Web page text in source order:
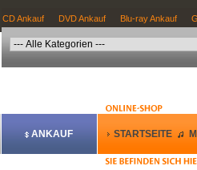
CD Ankauf DVD Ankauf Blu-ray Ankauf
ANKAUF STARTSEITE